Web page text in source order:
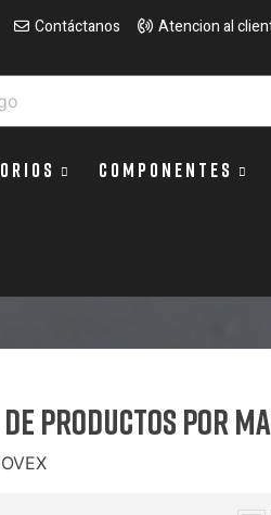
Contáctanos Atencion al
COMPONENTES
productos por